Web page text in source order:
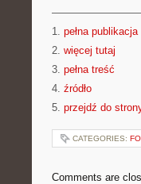
1. pełna publikacja
2. więcej tutaj
3. pełna treść
4. źródło
5. przejdź do
CATEGORIES:
Comments are